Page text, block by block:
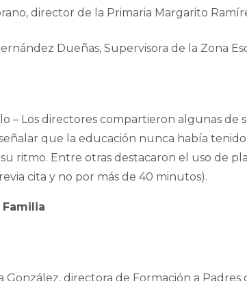
director de la Primaria Margarito
Dueñas, Supervisora de la Zona
– Los directores compartieron algunas de
que la educación nunca había
ritmo. Entre otras destacaron el uso de
cita y no por más de 40 minutos).
Familia
González, directora de Formación a Padres